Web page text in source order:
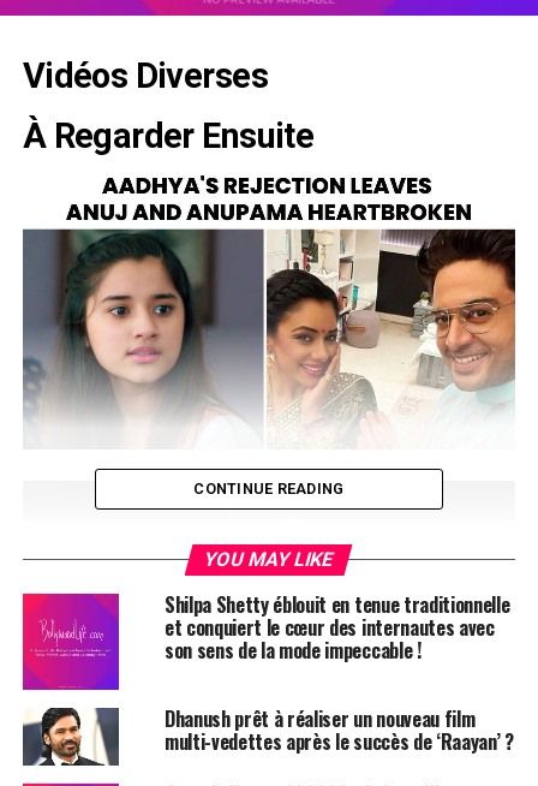
Vidéos Diverses
À Regarder Ensuite
CONTINUE READING
YOU MAY LIKE
Shilpa Shetty éblouit en tenue traditionnelle
et conquiert le cœur des internautes avec
son sens de la mode impeccable !
Dhanush prêt à réaliser un nouveau film
multi-vedettes après le succès de ‘Raayan’ ?